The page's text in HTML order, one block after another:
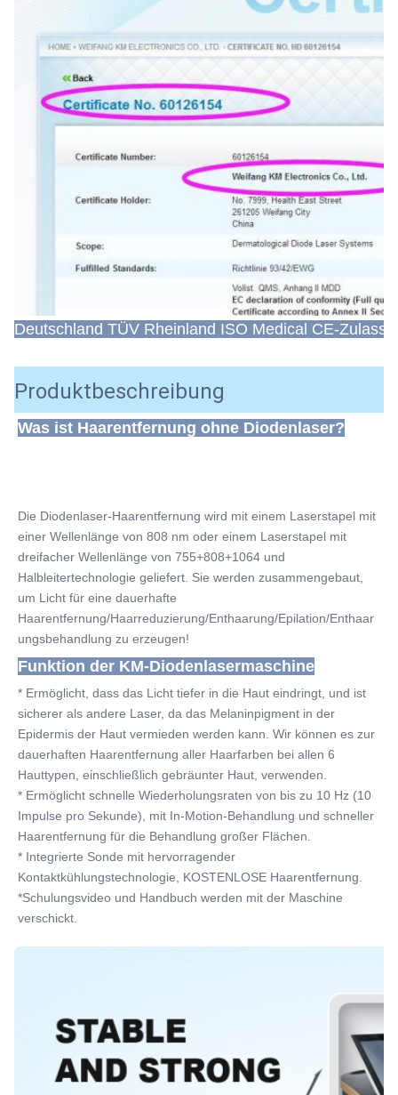
Diodenlaser-Haarentfernungsgerät
Deutschland TÜV Rheinland ISO Medical CE-
Produktbeschreibung
Was ist Haarentfernung ohne Diodenlaser?
Die Diodenlaser-Haarentfernung wird mit einem Laserstapel mit
einer Wellenlänge von 808 nm oder einem Laserstapel mit
dreifacher Wellenlänge von 755+808+1064 und
Halbleitertechnologie geliefert. Sie werden zusammengebaut,
um Licht für eine dauerhafte
Haarentfernung/Haarreduzierung/Enthaarung/Epilation/Enthaar
ungsbehandlung zu erzeugen!
Funktion der KM-Diodenlasermaschine
* Ermöglicht, dass das Licht tiefer in die Haut eindringt, und ist
sicherer als andere Laser, da das Melaninpigment in der
Epidermis der Haut vermieden werden kann. Wir können es zur
dauerhaften Haarentfernung aller Haarfarben bei allen 6
Hauttypen, einschließlich gebräunter Haut, verwenden.
* Ermöglicht schnelle Wiederholungsraten von bis zu 10 Hz (10
Impulse pro Sekunde), mit In-Motion-Behandlung und schneller
Haarentfernung für die Behandlung großer Flächen.
* Integrierte Sonde mit hervorragender
Kontaktkühlungstechnologie, KOSTENLOSE Haarentfernung.
*Schulungsvideo und Handbuch werden mit der Maschine
verschickt.